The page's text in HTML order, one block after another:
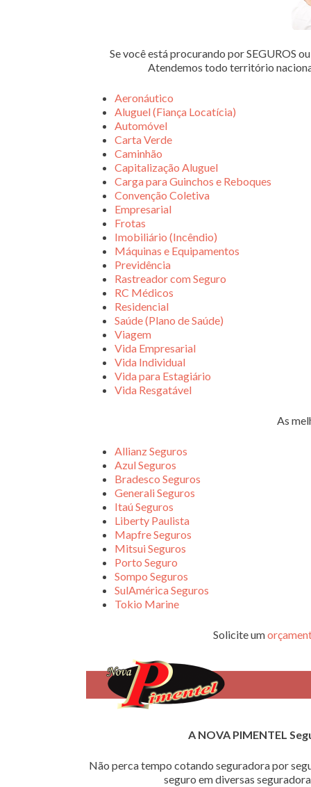
Se você está procurando por SEGUROS
Atendemos todo território
Aeronáutico
Aluguel (Fiança Locatícia)
Automóvel
Carta Verde
Caminhão
Capitalização Aluguel
Carga para Guinchos e Reboques
Convenção Coletiva
Empresarial
Frotas
Imobiliário (Incêndio)
Máquinas e Equipamentos
Previdência
Rastreador com Seguro
RC Médicos
Residencial
Saúde (Plano de Saúde)
Viagem
Vida Empresarial
Vida Individual
Vida para Estagiário
Vida Resgatável
As
Allianz Seguros
Azul Seguros
Bradesco Seguros
Generali Seguros
Itaú Seguros
Liberty Paulista
Mapfre Seguros
Mitsui Seguros
Porto Seguro
Sompo Seguros
SulAmérica Seguros
Tokio Marine
Solicite um
A NOVA PIMENTEL
Não perca tempo cotando seguradora por
seguro em diversas